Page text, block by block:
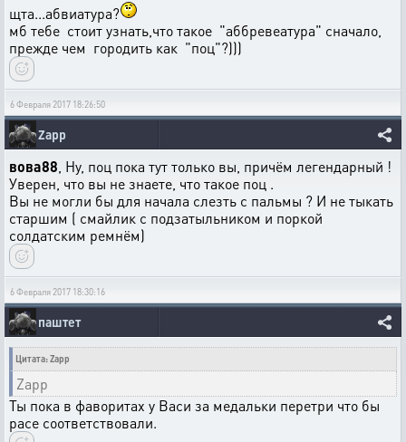
щта...абвиатура?
мб тебе стоит узнать,что такое "аббревеатура" сначало,
прежде чем городить как "поц"?)))
6 Февраля 2017 18:26:50
Zapp
вова88 , Ну, поц пока тут только вы, причём легендарный !
Уверен, что вы не знаете, что такое поц .
Вы не могли бы для начала слезть с пальмы ? И не тыкать
старшим ( смайлик с подзатыльником и поркой
солдатским ремнём)
6 Февраля 2017 18:30:16
паштет
Цитата: Zapp
Zapp
Ты пока в фаворитах у Васи за медальки перетри что бы
расе соответствовали.